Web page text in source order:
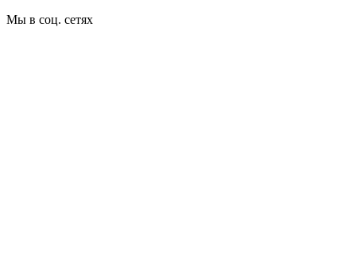
Мы в соц. сетях